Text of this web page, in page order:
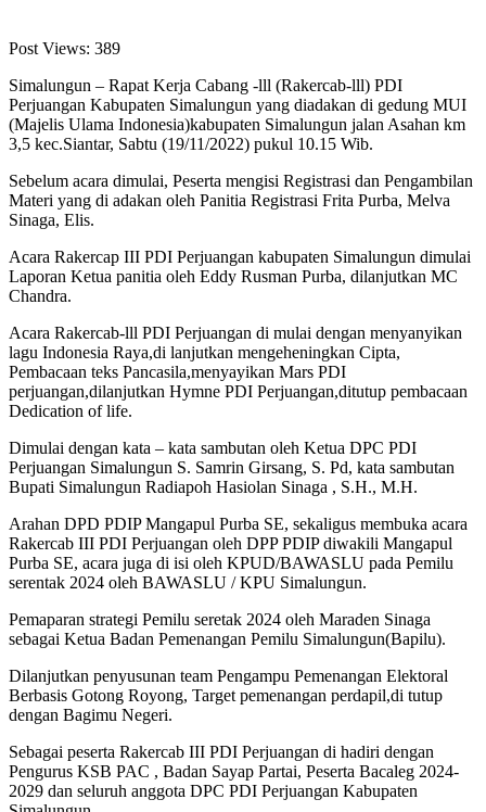
Post Views: 389
Simalungun – Rapat Kerja Cabang -lll (Rakercab-lll) PDI
Perjuangan Kabupaten Simalungun yang diadakan di gedung MUI
(Majelis Ulama Indonesia)kabupaten Simalungun jalan Asahan km
3,5 kec.Siantar, Sabtu (19/11/2022) pukul 10.15 Wib.
Sebelum acara dimulai, Peserta mengisi Registrasi dan Pengambilan
Materi yang di adakan oleh Panitia Registrasi Frita Purba, Melva
Sinaga, Elis.
Acara Rakercap III PDI Perjuangan kabupaten Simalungun dimulai
Laporan Ketua panitia oleh Eddy Rusman Purba, dilanjutkan MC
Chandra.
Acara Rakercab-lll PDI Perjuangan di mulai dengan menyanyikan
lagu Indonesia Raya,di lanjutkan mengeheningkan Cipta,
Pembacaan teks Pancasila,menyayikan Mars PDI
perjuangan,dilanjutkan Hymne PDI Perjuangan,ditutup pembacaan
Dedication of life.
Dimulai dengan kata – kata sambutan oleh Ketua DPC PDI
Perjuangan Simalungun S. Samrin Girsang, S. Pd, kata sambutan
Bupati Simalungun Radiapoh Hasiolan Sinaga , S.H., M.H.
Arahan DPD PDIP Mangapul Purba SE, sekaligus membuka acara
Rakercab III PDI Perjuangan oleh DPP PDIP diwakili Mangapul
Purba SE, acara juga di isi oleh KPUD/BAWASLU pada Pemilu
serentak 2024 oleh BAWASLU / KPU Simalungun.
Pemaparan strategi Pemilu seretak 2024 oleh Maraden Sinaga
sebagai Ketua Badan Pemenangan Pemilu Simalungun(Bapilu).
Dilanjutkan penyusunan team Pengampu Pemenangan Elektoral
Berbasis Gotong Royong, Target pemenangan perdapil,di tutup
dengan Bagimu Negeri.
Sebagai peserta Rakercab III PDI Perjuangan di hadiri dengan
Pengurus KSB PAC , Badan Sayap Partai, Peserta Bacaleg 2024-
2029 dan seluruh anggota DPC PDI Perjuangan Kabupaten